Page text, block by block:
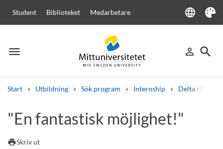
Student Biblioteket Medarbetare language
Language
Tema
menu
Meny person_outline
Logga in
search
Sök
Start Utbildning Sök program Internship Delta i
Andra söktjänster
Kurser och program
"En fantastisk möjlighet!"
printSkriv ut